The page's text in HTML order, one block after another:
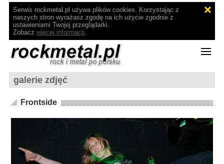
Serwis rockmetal.pl używa plików cookies. Korzystając z
naszych stron wyrażasz zgodę na ich użycie zgodnie z
ustawieniami Twojej przeglądarki.
Zobacz więcej informacji.
galerie zdjęć
Frontside